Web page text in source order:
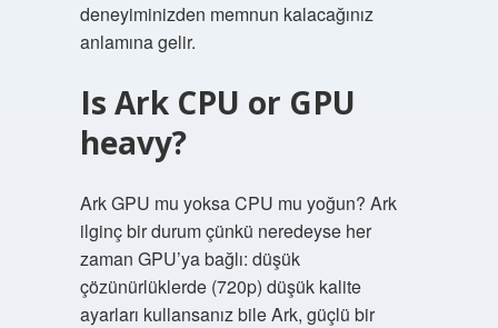
deneyiminizden memnun kalacağınız
anlamına gelir.
Is Ark CPU or GPU
heavy?
Ark GPU mu yoksa CPU mu yoğun? Ark
ilginç bir durum çünkü neredeyse her
zaman GPU’ya bağlı: düşük
çözünürlüklerde (720p) düşük kalite
ayarları kullansanız bile Ark, güçlü bir